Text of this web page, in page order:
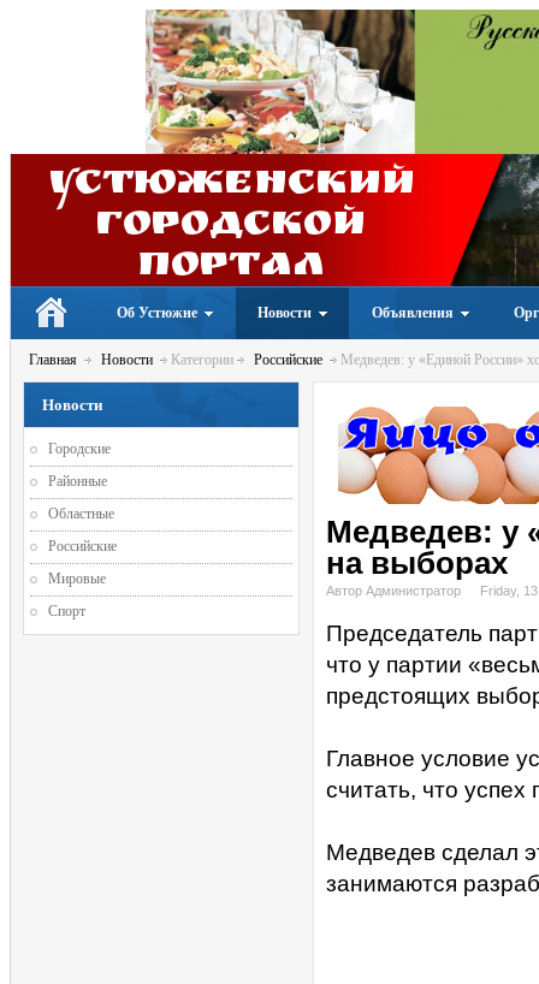
Устюженский
Городской
портал
Об Устюжне Новости Объявления
Главная Новости Категории Российские Медведев: у «Единой России»
Медведев: у
на выборах
Автор Администратор Friday,
Председатель
что у партии
предстоящих
Главное условие
считать, что
Медведев сделал
занимаются
Новости
Городские
Районные
Областные
Российские
Мировые
Спорт